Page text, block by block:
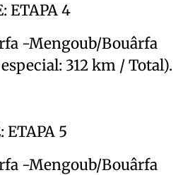
ETAPA 4
-Mengoub/Bouârfa
312 km / Total).
ETAPA 5
-Mengoub/Bouârfa